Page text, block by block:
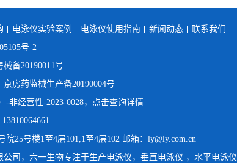
电泳仪实验案例 电泳仪使用指南 新闻动态
联系我们
号-2
备20190011号
房药监械生产备20190004号
-非经营性-2023-0028，点击查询详情
25号楼1至4层101,1至4层102 邮箱：ly@ly.com.cn
司，六一生物专注于生产电泳仪 ， 垂直电泳仪 ， 水平电泳仪